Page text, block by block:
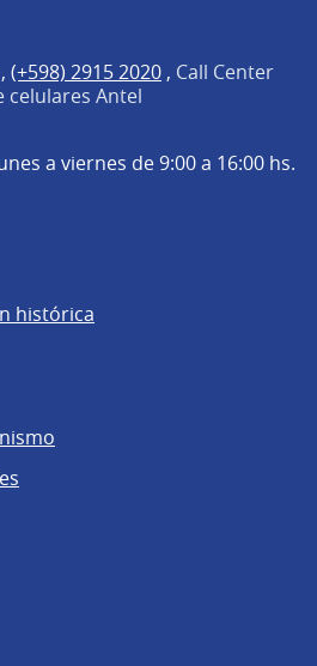
, (+598) 2915 2020 , Call Center
celulares Antel
a viernes de 9:00 a 16:00 hs.
histórica